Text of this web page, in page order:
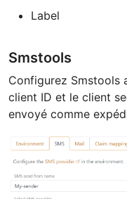
Label
Smstools
Configurez Smstools
client ID et le client
envoyé comme